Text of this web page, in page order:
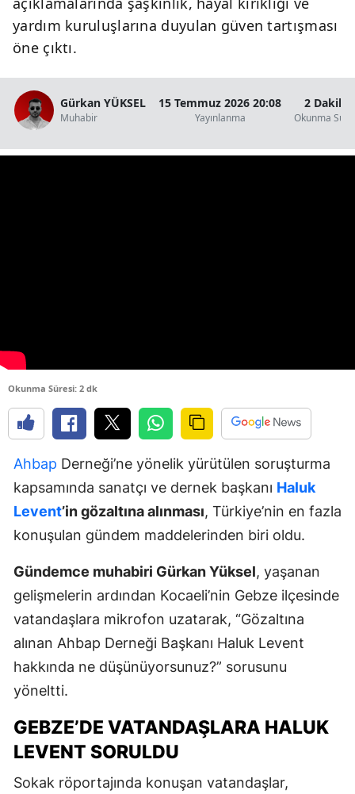
yardım kuruluşlarına duyulan güven tartışması
öne çıktı.
Gürkan YÜKSEL
Muhabir
15 Temmuz 2026 20:08
Yayınlanma
2 Dakika
Okunma
Okunma Süresi: 2 dk
Ahbap Derneği’ne yönelik yürütülen soruşturma
kapsamında sanatçı ve dernek başkanı Haluk
Levent’in gözaltına alınması, Türkiye’nin en fazla
konuşulan gündem maddelerinden biri oldu.
Gündemce muhabiri Gürkan Yüksel, yaşanan
gelişmelerin ardından Kocaeli’nin Gebze ilçesinde
vatandaşlara mikrofon uzatarak, “Gözaltına
alınan Ahbap Derneği Başkanı Haluk Levent
hakkında ne düşünüyorsunuz?” sorusunu
yöneltti.
GEBZE’DE VATANDAŞLARA HALUK
LEVENT SORULDU
Sokak röportajında konuşan vatandaşlar,